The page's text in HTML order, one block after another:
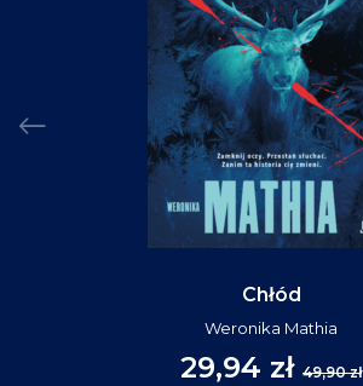
Chłód
Weronika Mathia
29,94 zł 49,90 zł